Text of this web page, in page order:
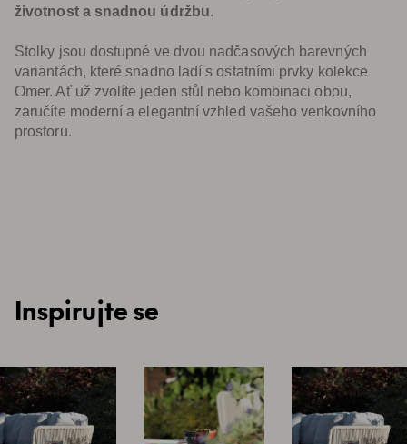
životnost a snadnou údržbu.
Stolky jsou dostupné ve dvou nadčasových barevných
variantách, které snadno ladí s ostatními prvky kolekce
Omer. Ať už zvolíte jeden stůl nebo kombinaci obou,
zaručíte moderní a elegantní vzhled vašeho venkovního
prostoru.
Inspirujte se